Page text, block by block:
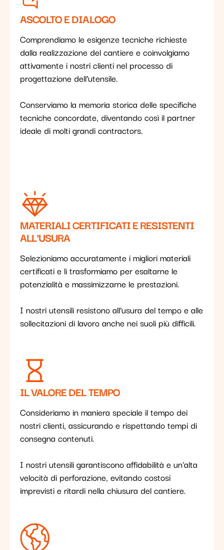
ASCOLTO E DIALOGO
Comprendiamo le esigenze tecniche richieste
dalla realizzazione del cantiere e coinvolgiamo
attivamente i nostri clienti nel processo di
progettazione dell’utensile.
Conserviamo la memoria storica delle specifiche
tecniche concordate, diventando così il partner
ideale di molti grandi contractors.
MATERIALI CERTIFICATI E RESISTENTI
ALL'USURA
Selezioniamo accuratamente i migliori materiali
certificati e li trasformiamo per esaltarne le
potenzialità e massimizzarne le prestazioni.
I nostri utensili resistono all’usura del tempo e alle
sollecitazioni di lavoro anche nei suoli più difficili.
IL VALORE DEL TEMPO
Consideriamo in maniera speciale il tempo dei
nostri clienti, assicurando e rispettando tempi di
consegna contenuti.
I nostri utensili garantiscono affidabilità e un'alta
velocità di perforazione, evitando costosi
imprevisti e ritardi nella chiusura del cantiere.